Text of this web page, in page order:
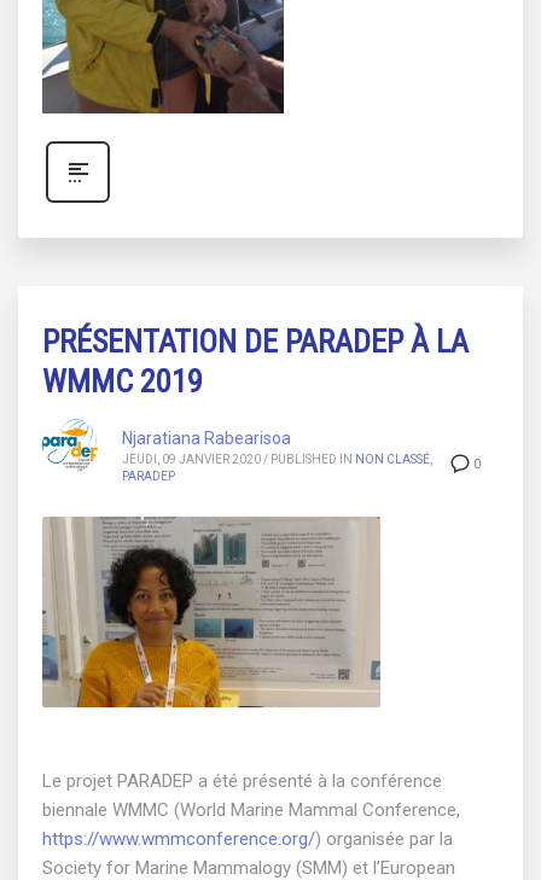
PRÉSENTATION DE PARADEP À LA
WMMC 2019
0
Njaratiana Rabearisoa
JEUDI, 09 JANVIER 2020/ PUBLISHED IN NON CLASSÉ,
PARADEP
Le projet PARADEP a été présenté à la conférence
biennale WMMC (World Marine Mammal Conference,
https://www.wmmconference.org/) organisée par la
Society for Marine Mammalogy (SMM) et l’European